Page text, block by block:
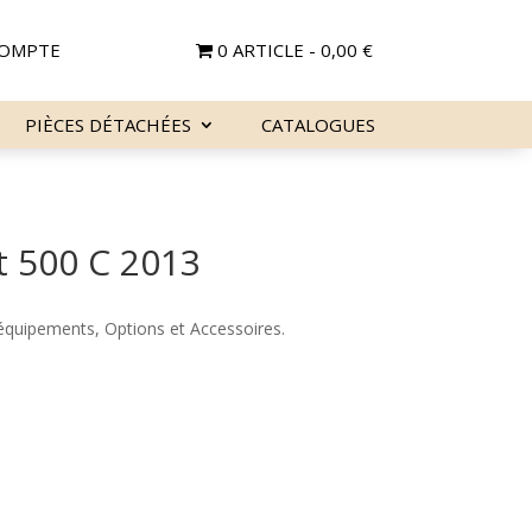
0 ARTICLE 0,00 €
PIÈCES DÉTACHÉES CATALOGUES
C 2013
Options et Accessoires.